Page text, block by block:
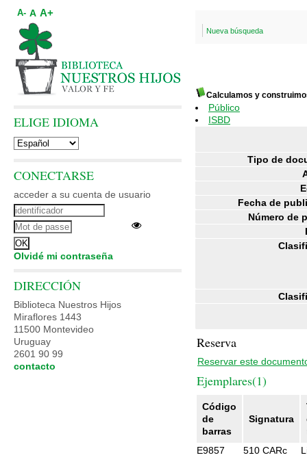
Nueva búsqueda
Calculamos y
Público
ISBD
Tipo de
Fecha de
Número de
Reserva
Reservar este
Ejemplares(1)
Código
de
barras
Signatura
E9857
510 CARc
A- A A+
ELIGE IDIOMA
CONECTARSE
acceder a su cuenta de usuario
Olvidé mi contraseña
DIRECCIÓN
Biblioteca Nuestros Hijos
Miraflores 1443
11500 Montevideo
Uruguay
2601 90 99
contacto